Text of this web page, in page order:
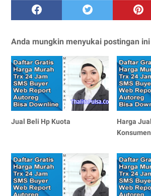
Anda mungkin menyukai postingan ini
Jual Beli Hp Kuota
Harga
Konsumen